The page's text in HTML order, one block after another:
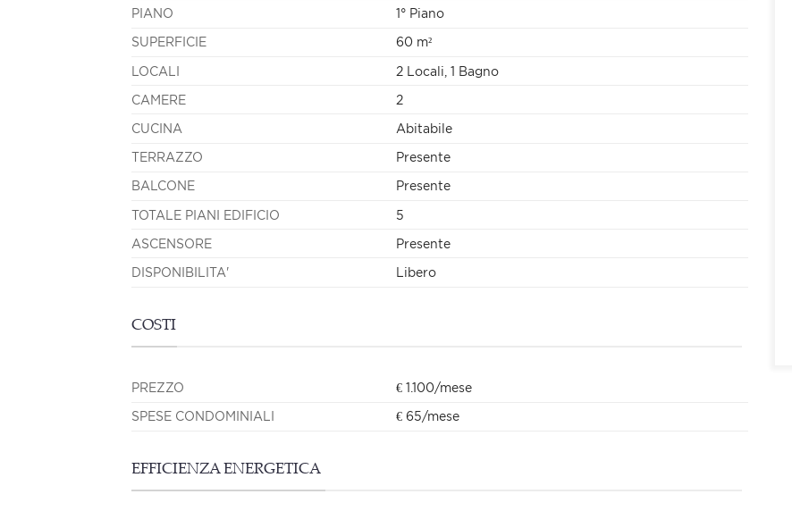
PIANO 1° Piano
SUPERFICIE 60 m²
LOCALI 2 Locali, 1 Bagno
CAMERE 2
CUCINA Abitabile
TERRAZZO Presente
BALCONE Presente
TOTALE PIANI EDIFICIO 5
ASCENSORE Presente
DISPONIBILITA' Libero
COSTI
PREZZO € 1.100/mese
SPESE CONDOMINIALI € 65/mese
EFFICIENZA ENERGETICA